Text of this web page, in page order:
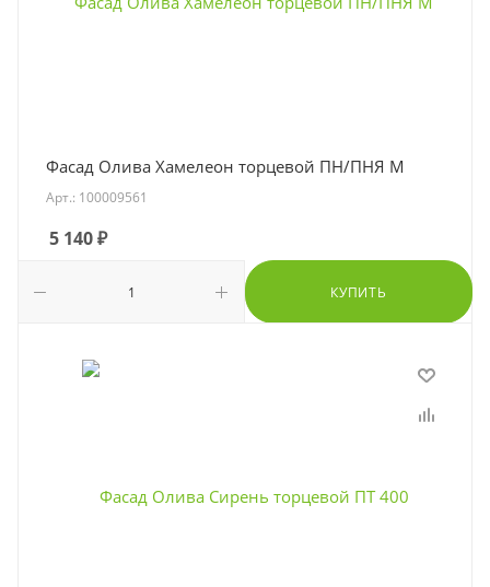
Фасад Олива Хамелеон торцевой ПН/ПНЯ М
Арт.: 100009561
5 140₽
КУПИТЬ